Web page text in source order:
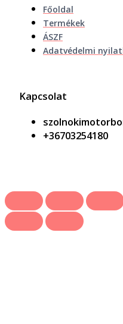
Főoldal
Termékek
ÁSZF
Adatvédelmi
Kapcsolat
+36703254180